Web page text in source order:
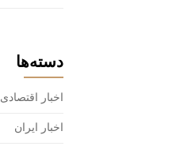
دسته‌ها
اخبار اقتصادی
اخبار ایران